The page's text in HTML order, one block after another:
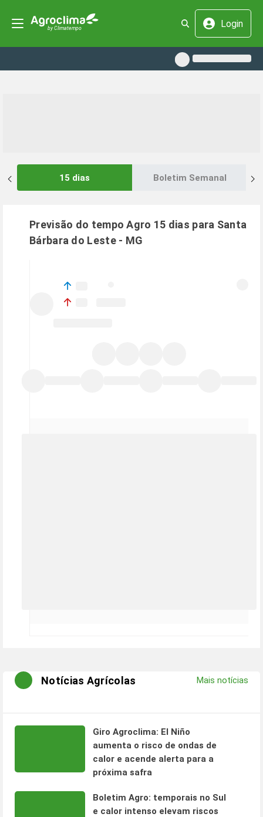
Login
15 dias Boletim Semanal
Previsão do tempo Agro 15 dias para Santa
Bárbara do Leste- MG
Notícias Agrícolas Mais notícias
Giro Agroclima: El Niño
aumenta o risco de ondas de
calor e acende alerta para a
próxima safra
Boletim Agro: temporais no Sul
e calor intenso elevam riscos